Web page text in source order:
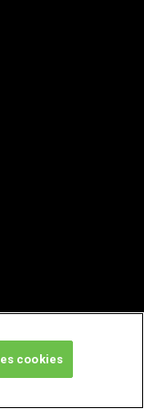
facebook
youtube
cookies